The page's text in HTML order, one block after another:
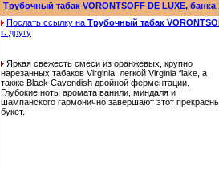
Трубочный табак VORONTSOFF DE LUXE, банка
Послать ссылку на Трубочный табак
г. другу
Яркая свежесть смеси из оранжевых, крупно
нарезанных табаков Virginia, легкой Virginia flake, а
также Black Cavendish двойной ферментации.
Глубокие ноты аромата ванили, миндаля и
шампанского гармонично завершают этот
букет.